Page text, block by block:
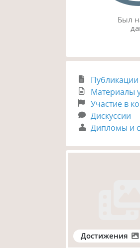
Был
Публикации
Материалы
Участие в
Дискуссии
Дипломы и
Достижения